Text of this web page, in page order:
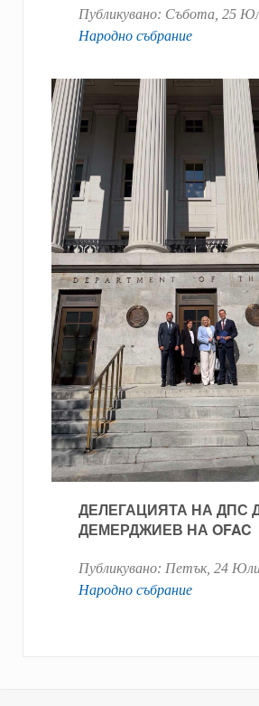
Публикувано: Събота, 25
Народно събрание
ДЕЛЕГАЦИЯТА НА ДПС
ДЕМЕРДЖИЕВ НА OFAC
Публикувано: Петък, 24
Народно събрание